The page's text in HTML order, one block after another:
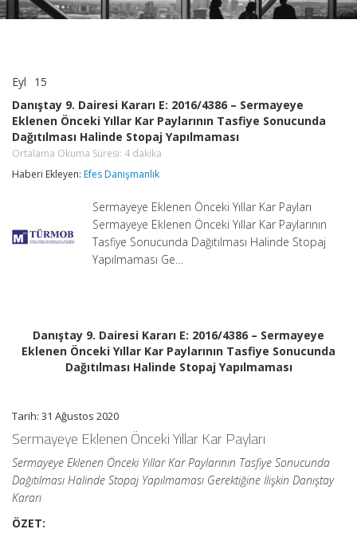
Eyl 15
Dairesi
Kararı
E:
2016/4386
Sermayeye
Önceki
Kar
Paylarının
Tasfiye
Ortalama
Okuma
Süresi:
4
dakika
Danıştay 9. Dairesi Kararı E: 2016/4386 – Sermayeye
Eklenen Önceki Yıllar Kar Paylarının Tasfiye Sonucunda
Dağıtılması Halinde Stopaj Yapılmaması
Ortalama Okuma Süresi: 4 dakika
Haberi Ekleyen: Efes Danışmanlık
Sermayeye Eklenen Önceki Yıllar Kar Payları
Sermayeye Eklenen Önceki Yıllar Kar Paylarının
Tasfiye Sonucunda Dağıtılması Halinde Stopaj
Yapılmaması Ge…
Danıştay 9. Dairesi Kararı E: 2016/4386 – Sermayeye
Eklenen Önceki Yıllar Kar Paylarının Tasfiye Sonucunda
Dağıtılması Halinde Stopaj Yapılmaması
Tarih: 31 Ağustos 2020
Sermayeye Eklenen Önceki Yıllar Kar Payları
Sermayeye Eklenen Önceki Yıllar Kar Paylarının Tasfiye Sonucunda
Dağıtılması Halinde Stopaj Yapılmaması Gerektiğine İlişkin Danıştay
Kararı
ÖZET: